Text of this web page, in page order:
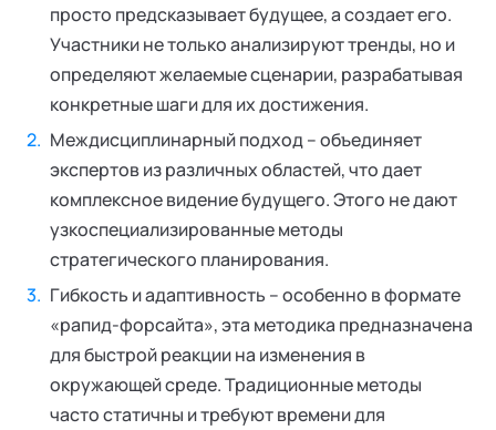
просто предсказывает будущее, а создает его.
Участники не только анализируют тренды, но и
определяют желаемые сценарии, разрабатывая
конкретные шаги для их достижения.
Междисциплинарный подход – объединяет
экспертов из различных областей, что дает
комплексное видение будущего. Этого не дают
узкоспециализированные методы
стратегического планирования.
Гибкость и адаптивность – особенно в формате
«рапид-форсайта», эта методика предназначена
для быстрой реакции на изменения в
окружающей среде. Традиционные методы
часто статичны и требуют времени для